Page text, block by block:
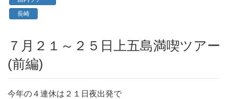
長崎
７月２１～２５日上五島満喫ツアー
(前編)
今年の４連休は２１日夜出発で